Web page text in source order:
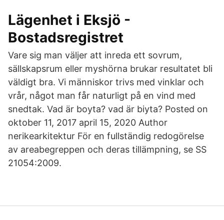
Lägenhet i Eksjö -
Bostadsregistret
Vare sig man väljer att inreda ett sovrum,
sällskapsrum eller myshörna brukar resultatet bli
väldigt bra. Vi människor trivs med vinklar och
vrår, något man får naturligt på en vind med
snedtak. Vad är boyta? vad är biyta? Posted on
oktober 11, 2017 april 15, 2020 Author
nerikearkitektur För en fullständig redogörelse
av areabegreppen och deras tillämpning, se SS
21054:2009.